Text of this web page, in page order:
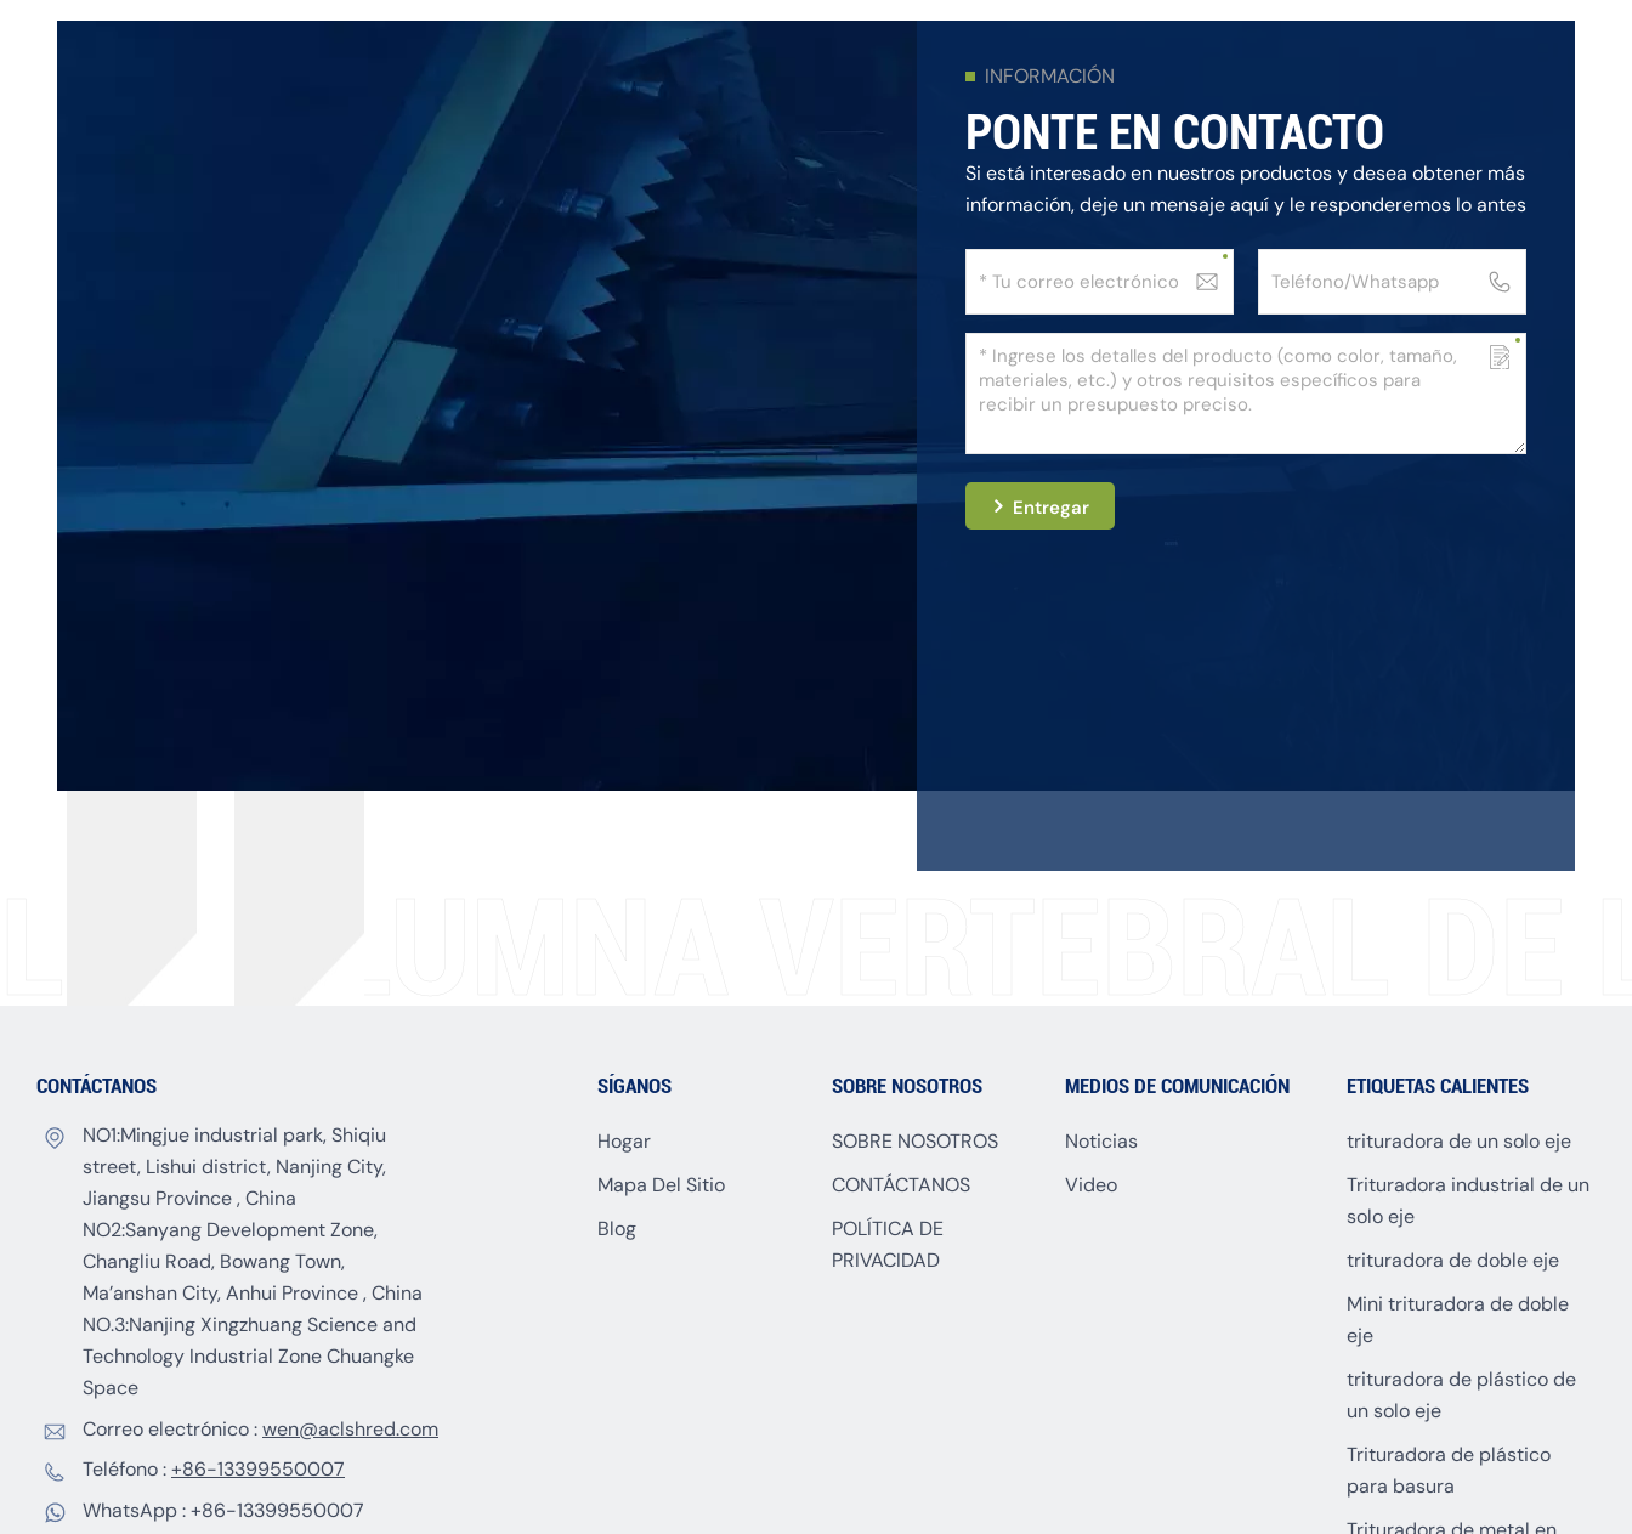
INFORMACIÓN
PONTE EN CONTACTO
Si está interesado en nuestros productos y desea obtener más
información, deje un mensaje aquí y le responderemos lo antes
Entregar
LA COLUMNA VERTEBRAL
CONTÁCTANOS
NO1:Mingjue industrial park, Shiqiu
street, Lishui district, Nanjing City,
Jiangsu Province , China
NO2:Sanyang Development Zone,
Changliu Road, Bowang Town,
Ma’anshan City, Anhui Province , China
NO.3:Nanjing Xingzhuang Science and
Technology Industrial Zone Chuangke
Space
Correo electrónico :wen@aclshred.com
Teléfono :+86-13399550007
WhatsApp :+86-13399550007
ETIQUETAS CALIENTES
trituradora de un solo eje
Trituradora industrial de un
solo eje
trituradora de doble eje
Mini trituradora de doble
eje
trituradora de plástico de
un solo eje
Trituradora de plástico
para basura
MEDIOS DE COMUNICACIÓN
Noticias
Video
SOBRE NOSOTROS
SOBRE NOSOTROS
CONTÁCTANOS
POLÍTICA DE
PRIVACIDAD
SÍGANOS
Hogar
Mapa Del Sitio
Blog